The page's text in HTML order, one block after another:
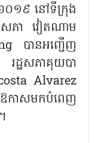
២០១៩ នៅទីក្រុង
សភា វៀតណាម
បានអញ្ជើញ
ឋសភាគុយបា
Alvarez
ឱកាសមកបំពេញ